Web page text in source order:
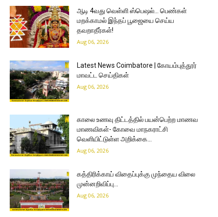
ஆடி 4வது வெள்ளி ஸ்பெஷல்… பெண்கள்
மறக்காமல் இந்தப் பூஜையை செய்ய
தவறாதீர்கள்!
Aug 06, 2026
Latest News Coimbatore | கோயம்புத்தூர்
மாவட்ட செய்திகள்
Aug 06, 2026
காலை உணவு திட்டத்தில் பயன்பெற்ற மாணவ
மாணவிகள்- கோவை மாநகராட்சி
வெளியிட்டுள்ள அறிக்கை…
Aug 06, 2026
கத்திரிக்காய் விதைப்புக்கு முந்தைய விலை
முன்னறிவிப்பு…
Aug 06, 2026